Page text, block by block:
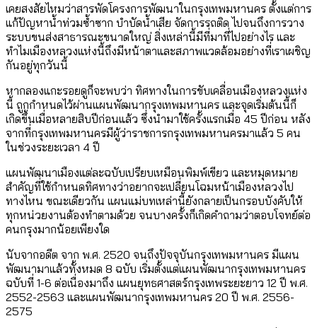
เคยสงสัยไหมว่าสารพัดโครงการพัฒนาในกรุงเทพมหานคร ตั้งแต่การ
แก้ปัญหาน้ำท่วมซ้ำซาก บำบัดน้ำเสีย จัดการรถติด ไปจนถึงการวาง
ระบบขนส่งสาธารณะขนาดใหญ่ สิ่งเหล่านี้มีที่มาที่ไปอย่างไร และ
ทำไมเมืองหลวงแห่งนี้ถึงมีหน้าตาและสภาพแวดล้อมอย่างที่เราเผชิญ
กันอยู่ทุกวันนี้
หากลองแกะรอยดูก็จะพบว่า ทิศทางในการขับเคลื่อนเมืองหลวงแห่ง
นี้ ถูกกำหนดไว้ผ่านแผนพัฒนากรุงเทพมหานคร และจุดเริ่มต้นนี้ก็
เกิดขึ้นเมื่อหลายสิบปีก่อนแล้ว ซึ่งนำมาใช้ครั้งแรกเมื่อ 45 ปีก่อน หลัง
จากที่กรุงเทพมหานครมีผู้ว่าราชการกรุงเทพมหานครมาแล้ว 5 คน
ในช่วงระยะเวลา 4 ปี
แผนพัฒนาเมืองแต่ละฉบับเปรียบเหมือนพิมพ์เขียว และหมุดหมาย
สำคัญที่ใช้กำหนดทิศทางว่าอยากจะเปลี่ยนโฉมหน้าเมืองหลวงไป
ทางไหน ขณะเดียวกัน แผนแม่บทเหล่านี้ยังกลายเป็นกรอบบังคับให้
ทุกหน่วยงานต้องทำตามด้วย จนบางครั้งก็เกิดคำถามว่าตอบโจทย์ต่อ
คนกรุงมากน้อยเพียงใด
นับจากอดีต จาก พ.ศ. 2520 จนถึงปัจจุบันกรุงเทพมหานคร มีแผน
พัฒนามาแล้วทั้งหมด 8 ฉบับ เริ่มตั้งแต่แผนพัฒนากรุงเทพมหานคร
ฉบับที่ 1-6 ต่อเนื่องมาถึง แผนยุทธศาสตร์กรุงเทพระยะยาว 12 ปี พ.ศ.
2552-2563 และแผนพัฒนากรุงเทพมหานคร 20 ปี พ.ศ. 2556-
2575